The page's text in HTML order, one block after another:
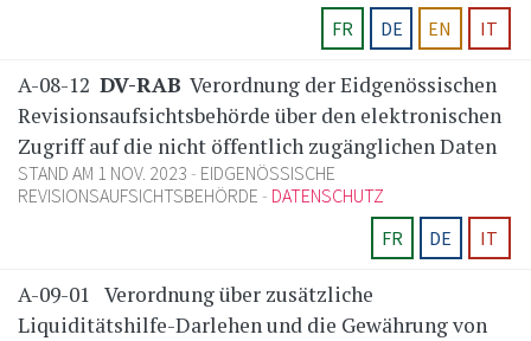
FR
DE EN IT
A-08-12 DV-RAB Verordnung der Eidgenössischen
Revisionsaufsichtsbehörde über den elektronischen
Zugriff auf die nicht öffentlich zugänglichen Daten
STAND AM 1 NOV. 2023
EIDGENÖSSISCHE
REVISIONSAUFSICHTSBEHÖRDE
DATENSCHUTZ
FR
DE IT
A-09-01 Verordnung über zusätzliche
Liquiditätshilfe-Darlehen und die Gewährung von